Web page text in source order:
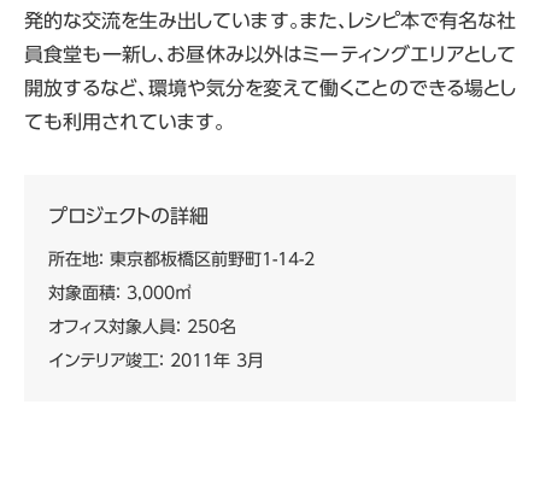
発的な交流を生み出しています。また、レシピ本で有名な社
員食堂も一新し、お昼休み以外はミーティングエリアとして
開放するなど、環境や気分を変えて働くことのできる場とし
ても利用されています。
プロジェクトの詳細
所在地： 東京都板橋区前野町1-14-2
対象面積： 3,000㎡
オフィス対象人員： 250名
インテリア竣工： 2011年 3月